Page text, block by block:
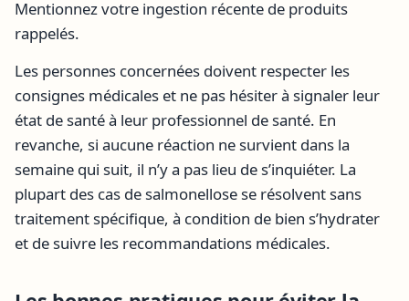
Mentionnez votre ingestion récente de produits
rappelés.
Les personnes concernées doivent respecter les
consignes médicales et ne pas hésiter à signaler leur
état de santé à leur professionnel de santé. En
revanche, si aucune réaction ne survient dans la
semaine qui suit, il n’y a pas lieu de s’inquiéter. La
plupart des cas de salmonellose se résolvent sans
traitement spécifique, à condition de bien s’hydrater
et de suivre les recommandations médicales.